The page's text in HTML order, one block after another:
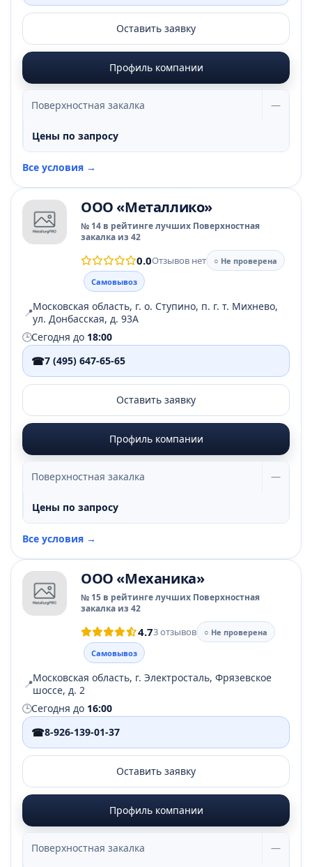
Оставить заявку
Профиль компании
Поверхностная закалка —
Цены по запросу
Все условия →
ООО «Металлико»
№ 14 в рейтинге лучших Поверхностная
закалка из 42
0.0Отзывов нет
○ Не проверена
Самовывоз
📍Московская область, г. о. Ступино, п. г. т. Михнево,
ул. Донбасская, д. 93А
🕒Сегодня до 18:00
☎7 (495) 647-65-65
Оставить заявку
Профиль компании
Поверхностная закалка —
Цены по запросу
Все условия →
ООО «Механика»
№ 15 в рейтинге лучших Поверхностная
закалка из 42
4.73 отзывов
○ Не проверена
Самовывоз
📍Московская область, г. Электросталь, Фрязевское
шоссе, д. 2
🕒Сегодня до 16:00
☎8-926-139-01-37
Оставить заявку
Профиль компании
Поверхностная закалка —